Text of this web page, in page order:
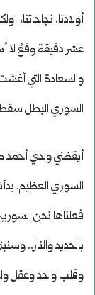
عشر دقيقة وقعٌ لا
والسعادة التي
السوري البطل سقط
أيقظني ولدي أحمد
السوري العظيم.
فعلناها نحن
بالحديد والنار..